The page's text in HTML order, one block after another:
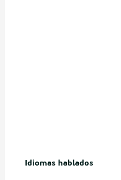
Idiomas hablados
Idiomas hablados